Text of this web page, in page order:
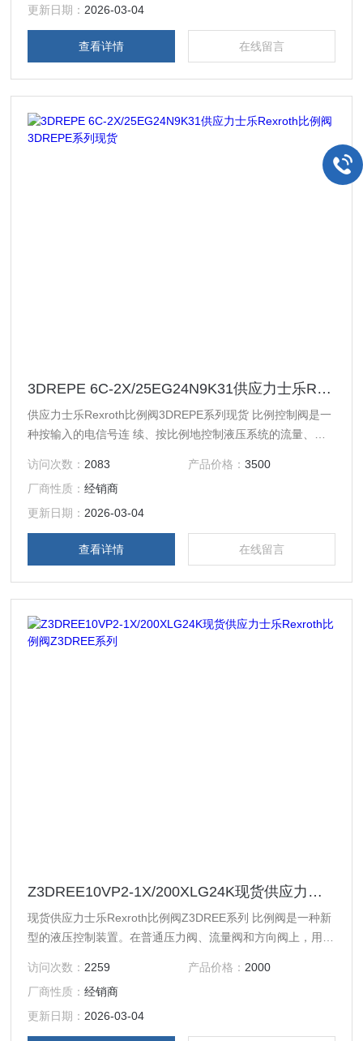
更新日期： 2026-03-04
查看详情 在线留言
3DREPE 6C-2X/25EG24N9K31供应力士乐Rexroth比例阀3DREPE系列现货
供应力士乐Rexroth比例阀3DREPE系列现货 比例控制阀是一
种按输入的电信号连 续、按比例地控制液压系统的流量、压
的影响。
访问次数： 2083 产品价格： 3500
厂商性质：经销商
更新日期： 2026-03-04
查看详情 在线留言
Z3DREE10VP2-1X/200XLG24K现货供应力士乐Rexroth比例阀Z3DREE系列
现货供应力士乐Rexroth比例阀Z3DREE系列 比例阀是一种新
型的液压控制装置。在普通压力阀、流量阀和方向阀上，用比
比例地对油流的压力、流量或方向进行远距离控制。比例阀一
般都具有压力补偿性能，输出压力和流量可以不受负载变化的
影响。
访问次数： 2259 产品价格： 2000
厂商性质：经销商
更新日期： 2026-03-04